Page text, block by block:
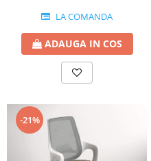
LA COMANDA
ADAUGA IN COS
-21%